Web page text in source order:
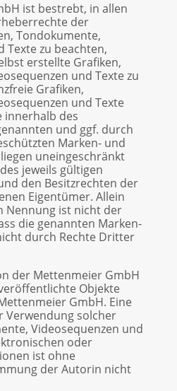
ist bestrebt, in allen
der
Tondokumente,
Texte zu beachten,
erstellte Grafiken,
und Texte zu
Grafiken,
und Texte
innerhalb des
und ggf. durch
Marken- und
uneingeschränkt
jeweils gültigen
den Besitzrechten der
Eigentümer. Allein
Nennung ist nicht der
die genannten Marken-
durch Rechte Dritter
der Mettenmeier GmbH
Objekte
GmbH. Eine
Verwendung solcher
Videosequenzen und
oder
ist ohne
der Autorin nicht